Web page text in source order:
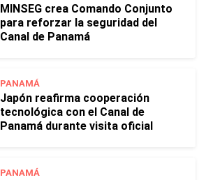
MINSEG crea Comando Conjunto
para reforzar la seguridad del
Canal de Panamá
PANAMÁ
Japón reafirma cooperación
tecnológica con el Canal de
Panamá durante visita oficial
PANAMÁ